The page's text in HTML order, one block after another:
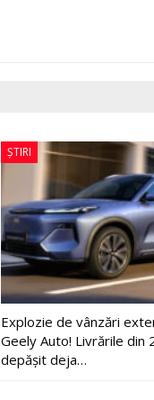
ȘTIRI
Explozie de vânzări
Geely Auto! Livrările din
depășit deja…